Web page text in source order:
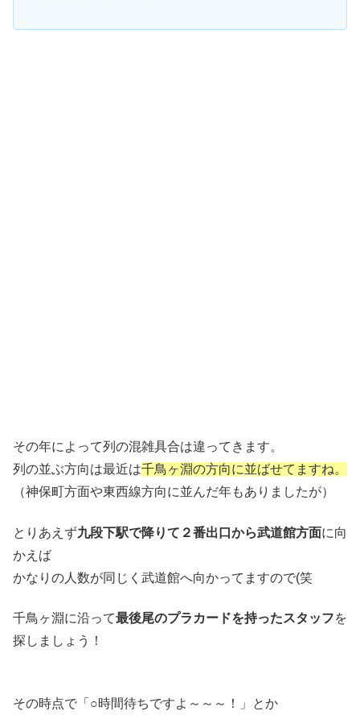
その年によって列の混雑具合は違ってきます。
列の並ぶ方向は最近は千鳥ヶ淵の方向に並ばせてますね。
（神保町方面や東西線方向に並んだ年もありましたが）
とりあえず九段下駅で降りて２番出口から武道館方面に向
かえば
かなりの人数が同じく武道館へ向かってますので(笑
千鳥ヶ淵に沿って最後尾のプラカードを持ったスタッフを
探しましょう！
その時点で「○時間待ちですよ～～～！」とか